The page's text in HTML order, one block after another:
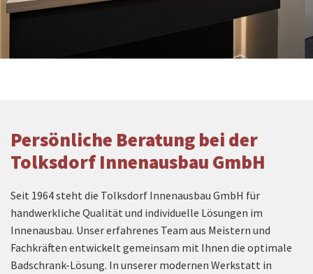
Persönliche Beratung bei der
Tolksdorf Innenausbau GmbH
Seit 1964 steht die Tolksdorf Innenausbau GmbH für
handwerkliche Qualität und individuelle Lösungen im
Innenausbau. Unser erfahrenes Team aus Meistern und
Fachkräften entwickelt gemeinsam mit Ihnen die optimale
Badschrank-Lösung. In unserer modernen Werkstatt in